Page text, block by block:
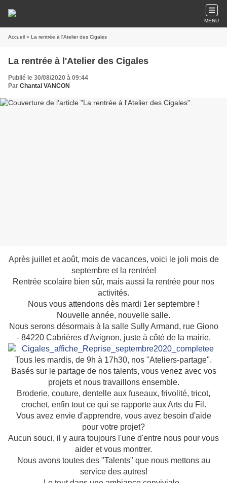
MENU
Accueil » La rentrée à l'Atelier des Cigales
La rentrée à l'Atelier des Cigales
Publié le 30/08/2020 à 09:44
Par Chantal VANCON
Après juillet et août, mois de vacances, voici le joli mois de
septembre et la rentrée!
Rentrée scolaire bien sûr, mais aussi la rentrée pour nos
activités.
Nous vous attendons dès mardi 1er septembre !
Nouvelle année, nouvelle salle.
Nous serons désormais à la salle Sully Armand, rue Giono
- 84220 Cabrières d'Avignon, juste à côté de la mairie.
Tous les mardis, de 9h à 17h30, nos "Ateliers-partage".
Basés sur le partage de nos talents, vous venez avec vos
projets et nous travaillons ensemble.
Broderie, couture, dentelle aux fuseaux, frivolité, tricot,
crochet, enfin tout ce qui se rapporte aux Arts du Fil.
Vous avez envie d'apprendre, vous avez besoin d'aide
pour votre projet?
Aucun souci, il y aura toujours l'une d'entre nous pour vous
aider et vous montrer.
Nous avons toutes des "Talents" que nous mettons au
service des autres!